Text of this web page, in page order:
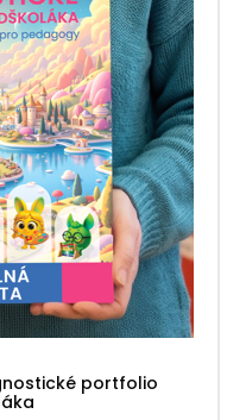
portfolio